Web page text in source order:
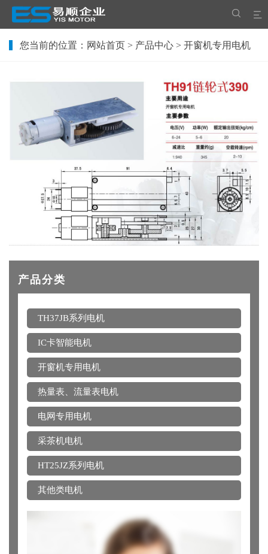


您当前的位置： 网站首页 > 产品中心 > 开窗机专用电机
产品分类
TH37JB系列电机
IC卡智能电机
开窗机专用电机
热量表、流量表电机
电网专用电机
采茶机电机
HT25JZ系列电机
其他类电机